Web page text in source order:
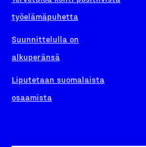
työelämäpuhetta
Suunnittelulla on
alkuperänsä
Liputetaan suomalaista
osaamista